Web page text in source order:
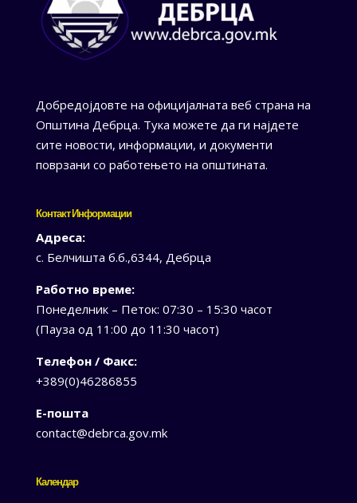
Добредојдовте на официјалната веб страна на
Општина Дебрца. Тука можете да ги најдете
сите новости, информации, и документи
поврзани со работењето на општината.
Контакт Информации
Адреса:
с. Белчишта б.б.,6344, Дебрца
Работно време:
Понеделник – Петок: 07:30 – 15:30 часот
(Пауза од 11:00 до 11:30 часот)
Телефон / Факс:
+389(0)46286855
Е-пошта
contact@debrca.gov.mk
Календар